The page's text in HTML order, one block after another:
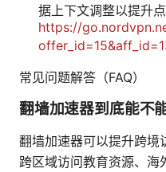
据上下文调整以提升
https://
常见问题解答（FAQ）
翻墙加速器到底能不
翻墙加速器可以提升跨境
跨区域访问教育资源、海